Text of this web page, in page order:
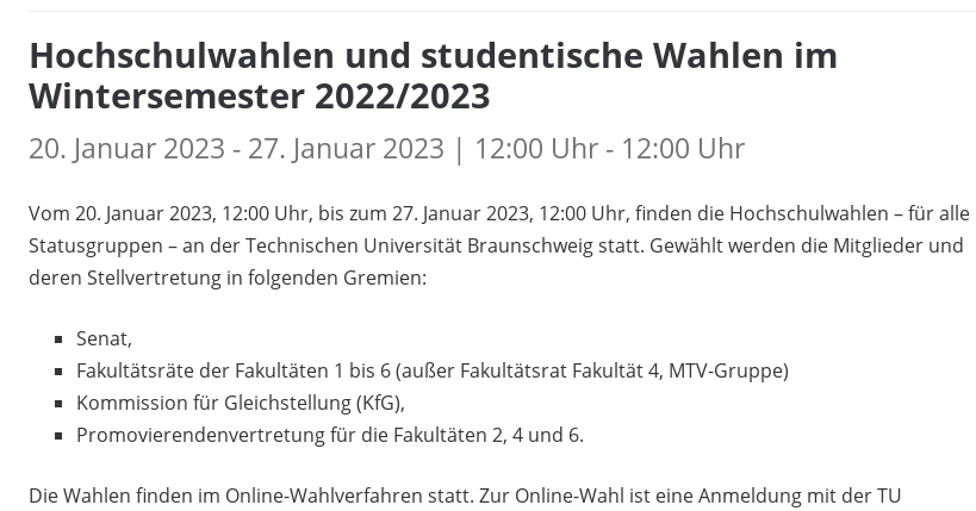
Hochschulwahlen und studentische Wahlen im
Wintersemester 2022/2023
20. Januar 2023 - 27. Januar 2023 | 12:00 Uhr - 12:00 Uhr
Vom 20. Januar 2023, 12:00 Uhr, bis zum 27. Januar 2023, 12:00 Uhr, finden die Hochschulwahlen – für alle
Statusgruppen – an der Technischen Universität Braunschweig statt. Gewählt werden die Mitglieder und
deren Stellvertretung in folgenden Gremien:
Senat,
Fakultätsräte der Fakultäten 1 bis 6 (außer Fakultätsrat Fakultät 4, MTV-Gruppe)
Kommission für Gleichstellung (KfG),
Promovierendenvertretung für die Fakultäten 2, 4 und 6.
Die Wahlen finden im Online-Wahlverfahren statt. Zur Online-Wahl ist eine Anmeldung mit der TU